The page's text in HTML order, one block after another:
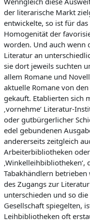
der literarische Markt
entwickelte, so ist für
Homogenität der
worden. Und auch wenn
Literatur an
sie dort jeweils suchten
allem Romane und
aktuelle Romane von den
gekauft. Etablierten sich
‚vornehme‘ Literatur-
oder gutbürgerlicher
edel gebundenen
andererseits zeitgleich
Arbeiterbibliotheken
Tabakhändlern betrieben
des Zugangs zur
unterschieden und so
Gesellschaft spiegelten,
Leihbibliotheken oft